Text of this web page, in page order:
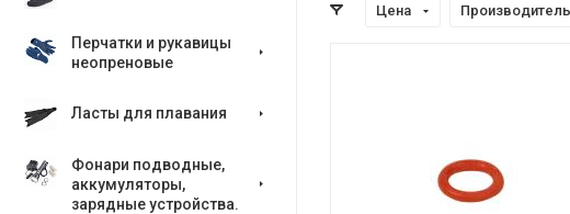
Перчатки и рукавицы
неопреновые
Ласты для плавания
Фонари подводные,
аккумуляторы,
зарядные устройства.
Цена